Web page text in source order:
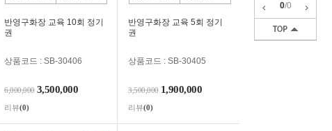
반영구화장 교육 10회 정기
권
상품코드 : SB-30406
6,000,000 3,500,000
리뷰(0)
반영구화장 교육 5회 정기
권
상품코드 : SB-30405
3,500,000 1,900,000
리뷰(0)
0/0